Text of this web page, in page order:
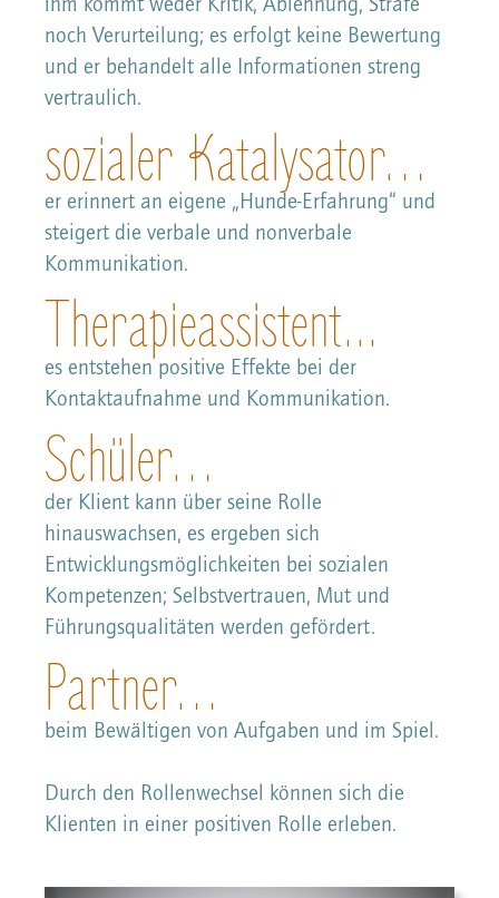
ihm kommt weder Kritik, Ablehnung, Strafe
noch Verurteilung; es erfolgt keine Bewertung
und er behandelt alle Informationen streng
vertraulich.
sozialer Katalysator…
er erinnert an eigene „Hunde-Erfahrung“ und
steigert die verbale und nonverbale
Kommunikation.
Therapieassistent...
es entstehen positive Effekte bei der
Kontaktaufnahme und Kommunikation.
Schüler…
der Klient kann über seine Rolle
hinauswachsen, es ergeben sich
Entwicklungsmöglichkeiten bei sozialen
Kompetenzen; Selbstvertrauen, Mut und
Führungsqualitäten werden gefördert.
Partner…
beim Bewältigen von Aufgaben und im Spiel.
Durch den Rollenwechsel können sich die
Klienten in einer positiven Rolle erleben.